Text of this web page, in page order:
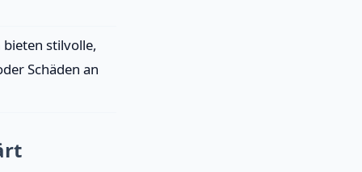
stilvolle,
Schäden an